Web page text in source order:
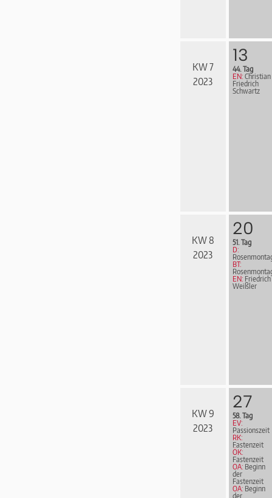
KW 7
2023
13
44. Tag
EN: Christian
Friedrich
Schwartz
KW 8
2023
20
51. Tag
D:
BT:
EN: Friedrich
Weißler
KW 9
2023
27
58. Tag
EV:
Passionszeit
RK:
Fastenzeit
ÖK:
Fastenzeit
OA: Beginn
der
Fastenzeit
OA: Beginn
der